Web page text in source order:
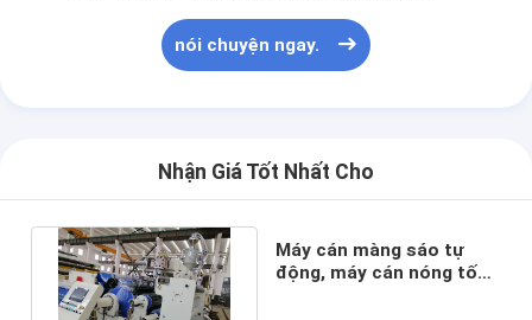
nói chuyện ngay.
Nhận Giá Tốt Nhất Cho
Máy cán màng sáo tự
động, máy cán nóng tốc